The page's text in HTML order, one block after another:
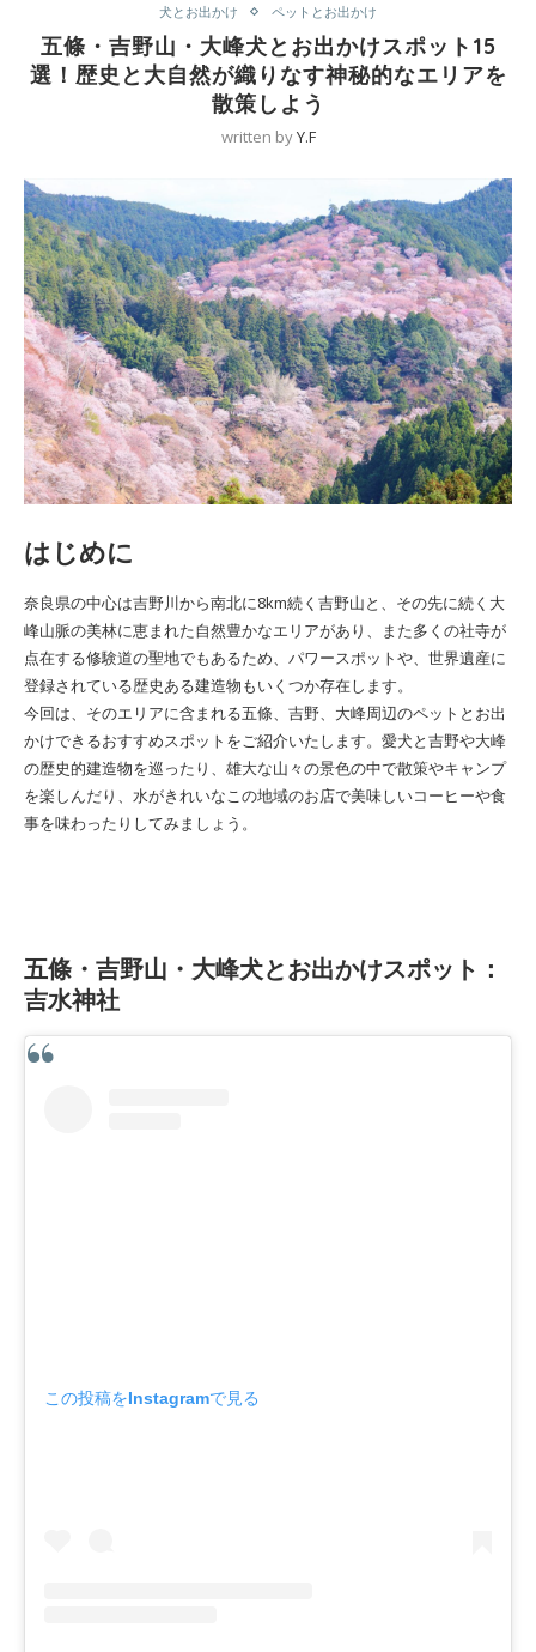
犬とお出かけ ペットとお出かけ
五條・吉野山・大峰犬とお出かけスポット15
選！歴史と大自然が織りなす神秘的なエリアを
散策しよう
written byY.F
はじめに
奈良県の中心は吉野川から南北に8km続く吉野山と、その先に続く大
峰山脈の美林に恵まれた自然豊かなエリアがあり、また多くの社寺が
点在する修験道の聖地でもあるため、パワースポットや、世界遺産に
登録されている歴史ある建造物もいくつか存在します。
今回は、そのエリアに含まれる五條、吉野、大峰周辺のペットとお出
かけできるおすすめスポットをご紹介いたします。愛犬と吉野や大峰
の歴史的建造物を巡ったり、雄大な山々の景色の中で散策やキャンプ
を楽しんだり、水がきれいなこの地域のお店で美味しいコーヒーや食
事を味わったりしてみましょう。
五條・吉野山・大峰犬とお出かけスポット：
吉水神社
この投稿をInstagramで見る